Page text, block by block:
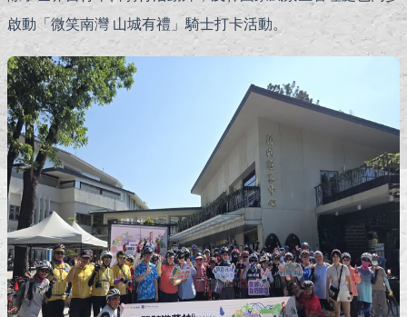
啟動「微笑南灣 山城有禮」騎士打卡活動。